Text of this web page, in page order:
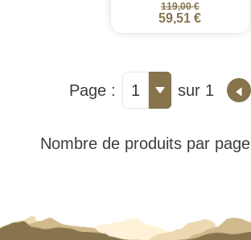
119,00 €
59,51 €
Page : 1 sur 1
Nombre de produits par page